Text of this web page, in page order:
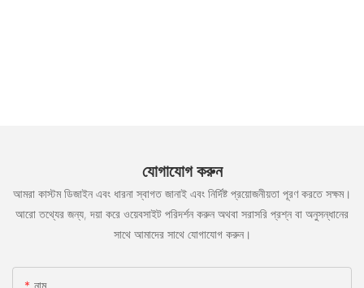
যোগাযোগ করুন
আমরা কাস্টম ডিজাইন এবং ধারনা স্বাগত জানাই এবং নির্দিষ্ট প্রয়োজনীয়তা পূরণ করতে সক্ষম।
আরো তথ্যের জন্য, দয়া করে ওয়েবসাইট পরিদর্শন করুন অথবা সরাসরি প্রশ্ন বা অনুসন্ধানের
সাথে আমাদের সাথে যোগাযোগ করুন।
নাম